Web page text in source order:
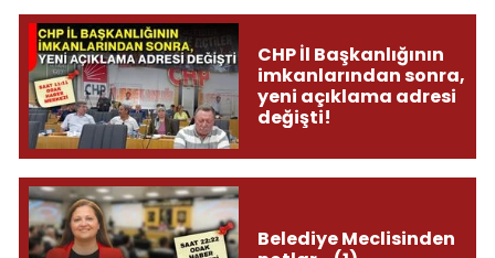
CHP İl Başkanlığının
imkanlarından sonra,
yeni açıklama adresi
değişti!
Belediye Meclisinden